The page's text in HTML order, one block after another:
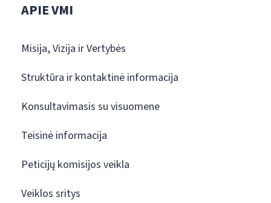
APIE VMI
Misija, Vizija ir Vertybės
Struktūra ir kontaktinė informacija
Konsultavimasis su visuomene
Teisinė informacija
Peticijų komisijos veikla
Veiklos sritys